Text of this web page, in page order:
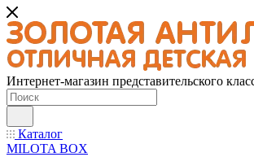
Интернет-магазин представительского
Каталог
MILOTA BOX